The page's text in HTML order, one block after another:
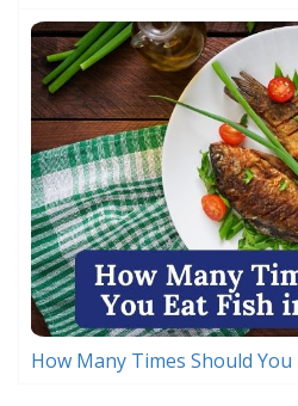
How Many Times Should You